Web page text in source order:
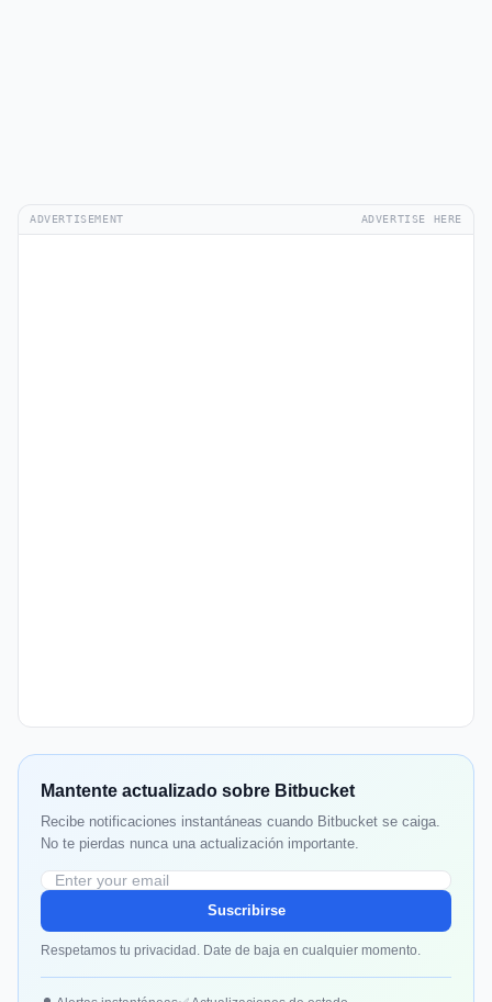
ADVERTISEMENT ADVERTISE HERE
Mantente actualizado sobre Bitbucket
Recibe notificaciones instantáneas cuando Bitbucket se caiga.
No te pierdas nunca una actualización importante.
Suscribirse
Respetamos tu privacidad. Date de baja en cualquier momento.